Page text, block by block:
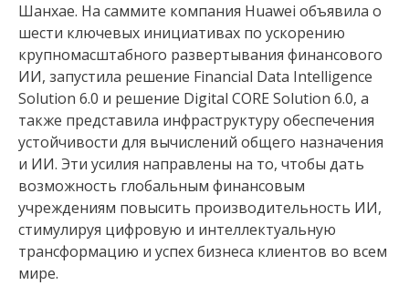
Шанхае. На саммите компания Huawei объявила о
шести ключевых инициативах по ускорению
крупномасштабного развертывания финансового
ИИ, запустила решение Financial Data Intelligence
Solution 6.0 и решение Digital CORE Solution 6.0, а
также представила инфраструктуру обеспечения
устойчивости для вычислений общего назначения
и ИИ. Эти усилия направлены на то, чтобы дать
возможность глобальным финансовым
учреждениям повысить производительность ИИ,
стимулируя цифровую и интеллектуальную
трансформацию и успех бизнеса клиентов во всем
мире.